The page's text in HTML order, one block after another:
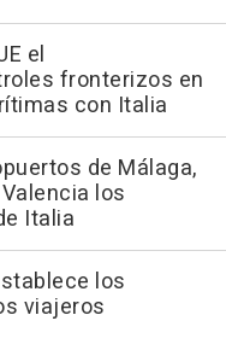
el
fronterizos en
con Italia
de Málaga,
los
Italia
los
viajeros